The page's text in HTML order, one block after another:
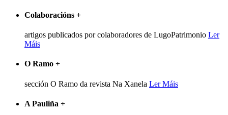
Colaboracións +
artigos publicados por colaboradores de LugoPatrimonio Ler
Máis
O Ramo +
sección O Ramo da revista Na Xanela Ler Máis
A Pauliña +